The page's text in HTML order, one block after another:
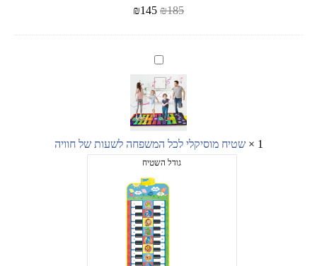
₪185
₪145
שטיח
לכל
המשפחה
לשעות
של
1
×שטיח מוסיקלי לכל המשפחה לשעות של חוויה
גודל השטיח